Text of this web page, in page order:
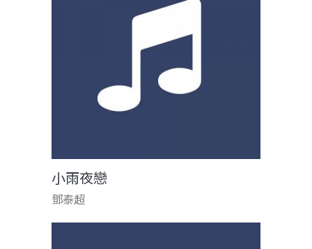
小雨夜戀
鄧泰超